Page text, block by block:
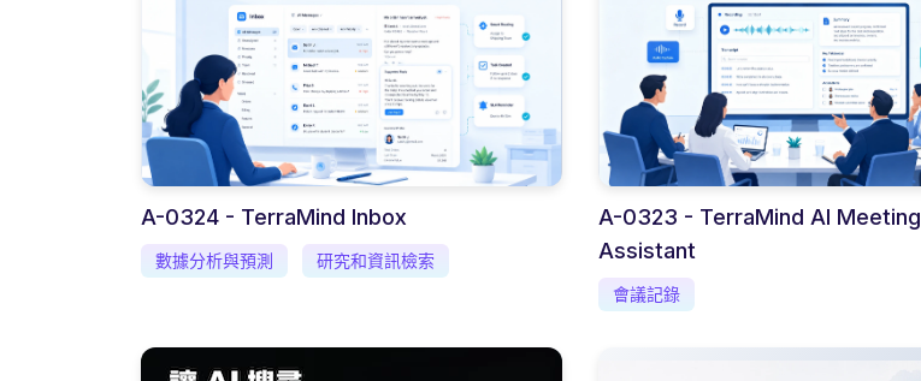
A-0324 - TerraMind Inbox
數據分析與預測 研究和資訊檢索
A-0323 - TerraMind AI Meeting
Assistant
會議記錄